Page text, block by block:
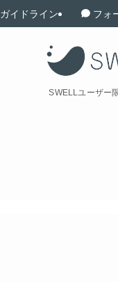
SWELLユーザー
ガイドライン フォ